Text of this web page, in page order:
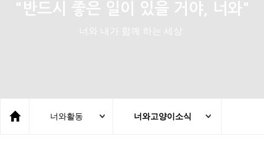
"반드시 좋은 일이 있을 거야, 너와"
너와 내가 함께 하는 세상
너와활동 너와고양이소식